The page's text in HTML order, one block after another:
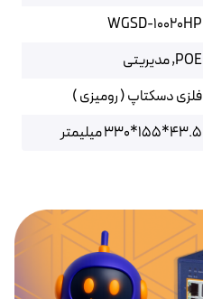
WGSD-10020HP
POE, مدیریتی
فلزی دسکتاپ ( رومیزی )
43.5*155*330 میلیمتر